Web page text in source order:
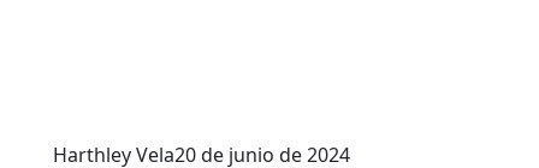
Harthley Vela20 de junio de 2024